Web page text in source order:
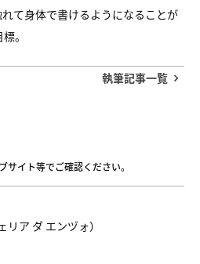
て身体で書けるようになることが
。
執筆記事一覧
サイト等でご確認ください。
ア ダ エンヅォ）